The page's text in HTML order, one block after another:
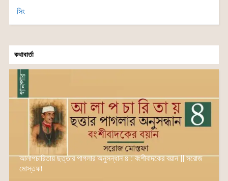
সিং
কথাবার্তা
আলাপচারিতায় ছত্তার পাগলার অনুসন্ধান ৪ : বংশীবাদকের বয়ান || সরোজ
মোস্তফা